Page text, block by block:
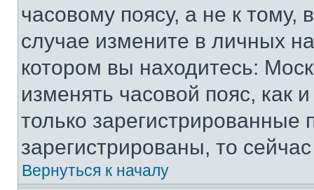
часовому поясу, а не к тому,
случае измените в личных
котором вы находитесь:
изменять часовой пояс, как
только
зарегистрированы, то
Вернуться к началу